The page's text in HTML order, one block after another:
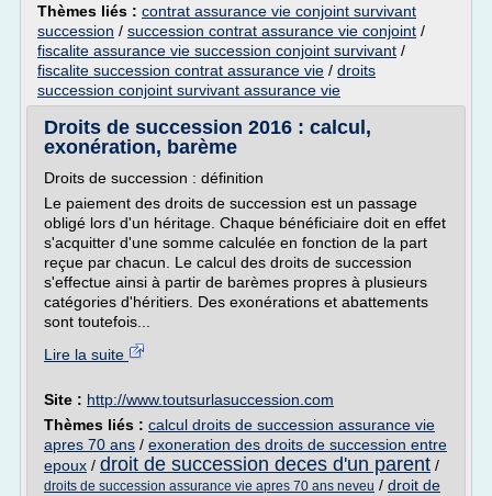
Thèmes liés : contrat assurance vie conjoint survivant
succession / succession contrat assurance vie conjoint /
fiscalite assurance vie succession conjoint survivant /
fiscalite succession contrat assurance vie / droits
succession conjoint survivant assurance vie
Droits de succession 2016 : calcul,
exonération, barème
Droits de succession : définition
Le paiement des droits de succession est un passage
obligé lors d'un héritage. Chaque bénéficiaire doit en effet
s'acquitter d'une somme calculée en fonction de la part
reçue par chacun. Le calcul des droits de succession
s'effectue ainsi à partir de barèmes propres à plusieurs
catégories d'héritiers. Des exonérations et abattements
sont toutefois...
Lire la suite
Site : http://www.toutsurlasuccession.com
Thèmes liés : calcul droits de succession assurance vie
apres 70 ans / exoneration des droits de succession entre
epoux / droit de succession deces d'un parent /
droits de succession assurance vie apres 70 ans neveu / droit de